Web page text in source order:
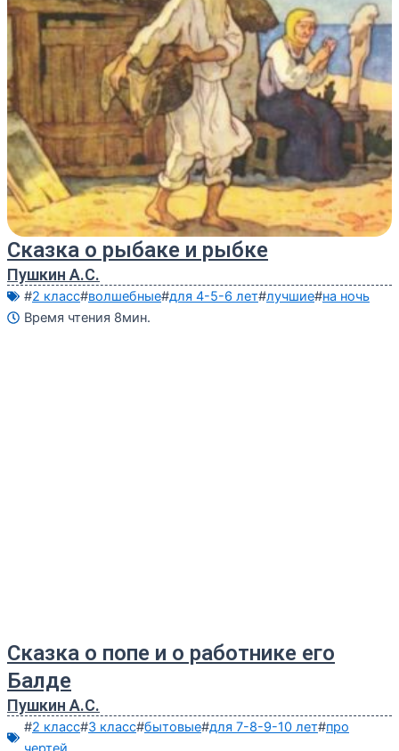
Сказка о рыбаке и рыбке
Пушкин А.С.
#2 класс#волшебные#для 4-5-6 лет#лучшие#на ночь
Время чтения 8мин.
Сказка о попе и о работнике его
Балде
Пушкин А.С.
#2 класс#3 класс#бытовые#для 7-8-9-10 лет#про